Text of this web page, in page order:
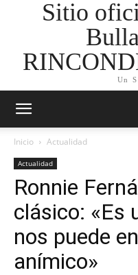
Sitio
Un
Inicio Actualidad
Actualidad
Ronnie
clásico: «Es
nos puede
anímico»